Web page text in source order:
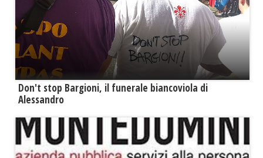
Don't stop Bargioni, il funerale biancoviola di
Alessandro